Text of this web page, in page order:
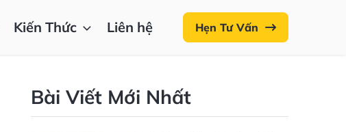
Kiến Thức Liên hệ Hẹn Tư Vấn
Bài Viết Mới Nhất